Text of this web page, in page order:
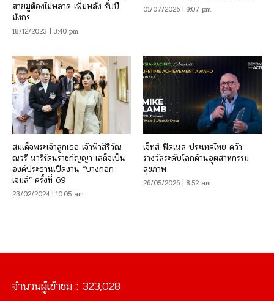
สายมูต้องไม่พลาด เพิ่มพลัง รับปี
มังกร
18/12/2023 | 3:40 pm
01/07/2026 | 9:07 pm
สมเด็จพระเจ้าลูกเธอ เจ้าฟ้าสิริวัณ
ณวรี นารีรัตนราชกัญญา เสด็จเป็น
องค์ประธานเปิดงาน “บางกอก
เจมส์” ครั้งที่ 69
23/02/2024 | 10:05 am
เจ็ทส์ ฟิตเนส ประเทศไทย คว้า
รางวัลระดับโลกด้านอุตสาหกรรม
สุขภาพ
26/05/2026 | 8:52 am
จำนวนผู้เข้าชม : 323,028